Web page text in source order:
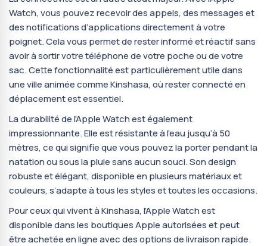
Watch, vous pouvez recevoir des appels, des messages et
des notifications d’applications directement à votre
poignet. Cela vous permet de rester informé et réactif sans
avoir à sortir votre téléphone de votre poche ou de votre
sac. Cette fonctionnalité est particulièrement utile dans
une ville animée comme Kinshasa, où rester connecté en
déplacement est essentiel.
La durabilité de l’Apple Watch est également
impressionnante. Elle est résistante à l’eau jusqu’à 50
mètres, ce qui signifie que vous pouvez la porter pendant la
natation ou sous la pluie sans aucun souci. Son design
robuste et élégant, disponible en plusieurs matériaux et
couleurs, s’adapte à tous les styles et toutes les occasions.
Pour ceux qui vivent à Kinshasa, l’Apple Watch est
disponible dans les boutiques Apple autorisées et peut
être achetée en ligne avec des options de livraison rapide.